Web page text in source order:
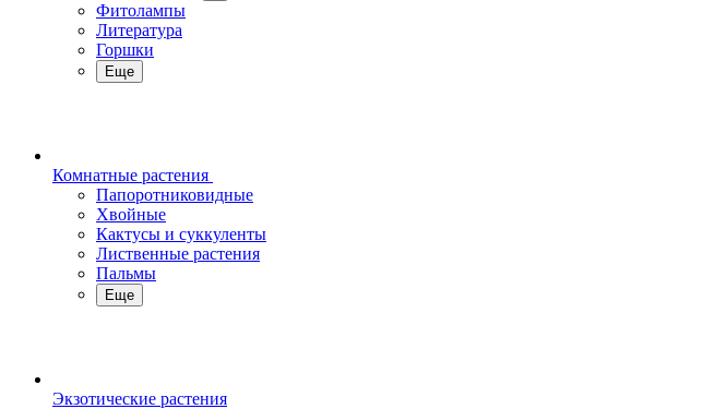
Фитолампы
Литература
Горшки
Еще
Комнатные растения
Папоротниковидные
Хвойные
Кактусы и суккуленты
Лиственные растения
Пальмы
Еще
Экзотические растения